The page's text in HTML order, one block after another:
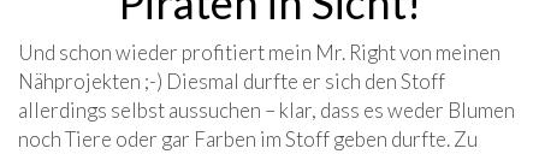
Und schon wieder profitiert mein Mr. Right von meinen
Nähprojekten ;-) Diesmal durfte er sich den Stoff
allerdings selbst aussuchen – klar, dass es weder Blumen
noch Tiere oder gar Farben im Stoff geben durfte. Zu